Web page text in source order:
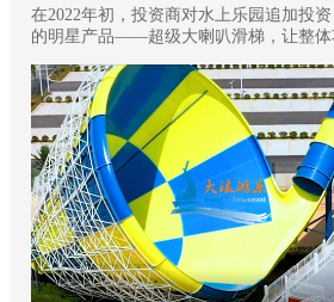
在2022年初，投资商对水上乐园追加投
的明星产品——超级大喇叭滑梯，让整体